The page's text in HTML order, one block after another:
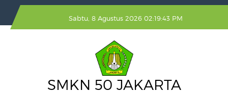
Sabtu, 8 Agustus 2026 02:19:43 PM
SMKN 50 JAKARTA